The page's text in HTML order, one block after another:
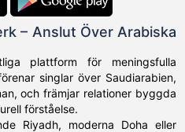
– Anslut Över Arabiska
plattform för meningsfulla
singlar över Saudiarabien,
och främjar relationer byggda
förståelse.
Riyadh, moderna Doha eller